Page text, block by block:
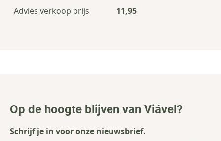
Advies verkoop prijs 11,95
Op de hoogte blijven van Viável?
Schrijf je in voor onze nieuwsbrief.